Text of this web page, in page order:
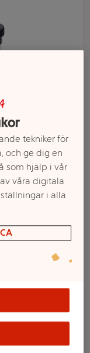
tekniker för
och ge dig en
som hjälp i vår
våra digitala
i alla